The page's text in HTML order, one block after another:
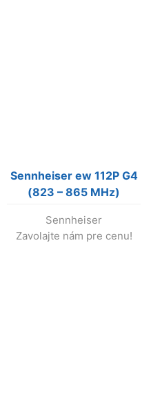
Sennheiser ew 112P G4
(823 – 865 MHz)
klopovým mikrof.
(nevyrába sa !)
Sennheiser
Zavolajte nám pre cenu!